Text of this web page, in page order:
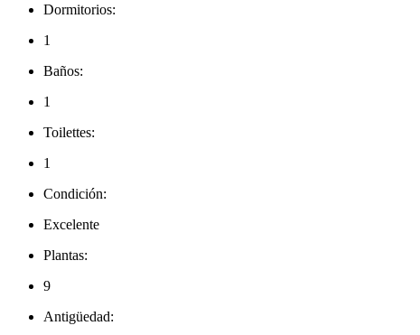
Dormitorios:
1
Baños:
1
Toilettes:
1
Condición:
Excelente
Plantas:
9
Antigüedad: